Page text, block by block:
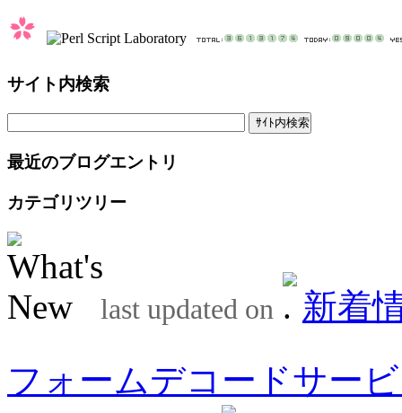
サイト内検索
最近のブログエントリ
カテゴリツリー
last updated on
新着
フォームデコードサー